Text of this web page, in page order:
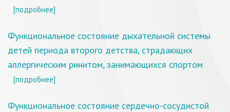
[подробнее]
Функциональное состояние дыхательной системы
детей периода второго детства, страдающих
аллергическим ринитом, занимающихся спортом
[подробнее]
Функциональное состояние сердечно-сосудистой